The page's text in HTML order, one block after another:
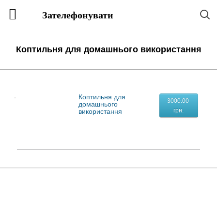
Коптильня для домашнього використання
Коптильня для
домашнього
використання
3000.00
грн.
Зателефонувати